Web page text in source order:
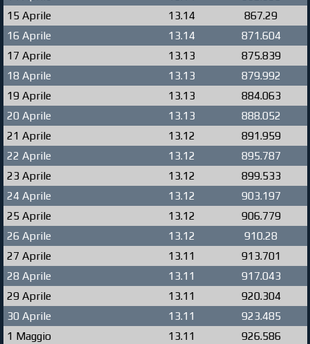
15 Aprile
13.14
867.29
16 Aprile
13.14
871.604
17 Aprile
13.13
875.839
18 Aprile
13.13
879.992
19 Aprile
13.13
884.063
20 Aprile
13.13
888.052
21 Aprile
13.12
891.959
22 Aprile
13.12
895.787
23 Aprile
13.12
899.533
24 Aprile
13.12
903.197
25 Aprile
13.12
906.779
26 Aprile
13.12
910.28
27 Aprile
13.11
913.701
28 Aprile
13.11
917.043
29 Aprile
13.11
920.304
30 Aprile
13.11
923.485
1 Maggio
13.11
926.586